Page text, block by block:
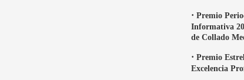
· Premio
Informativa
de Collado
· Premio
Excelencia